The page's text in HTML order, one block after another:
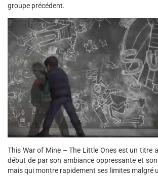
groupe précédent.
This War of Mine – The Little Ones est un titre
début de par son ambiance oppressante et
mais qui montre rapidement ses limites malgré